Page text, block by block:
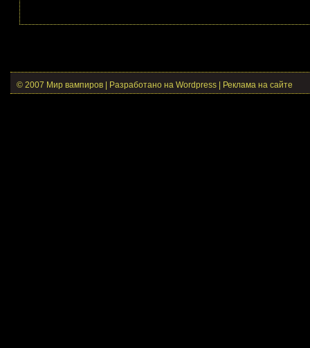
© 2007 Мир вампиров | Разработано на Wordpress | Реклама на сайте